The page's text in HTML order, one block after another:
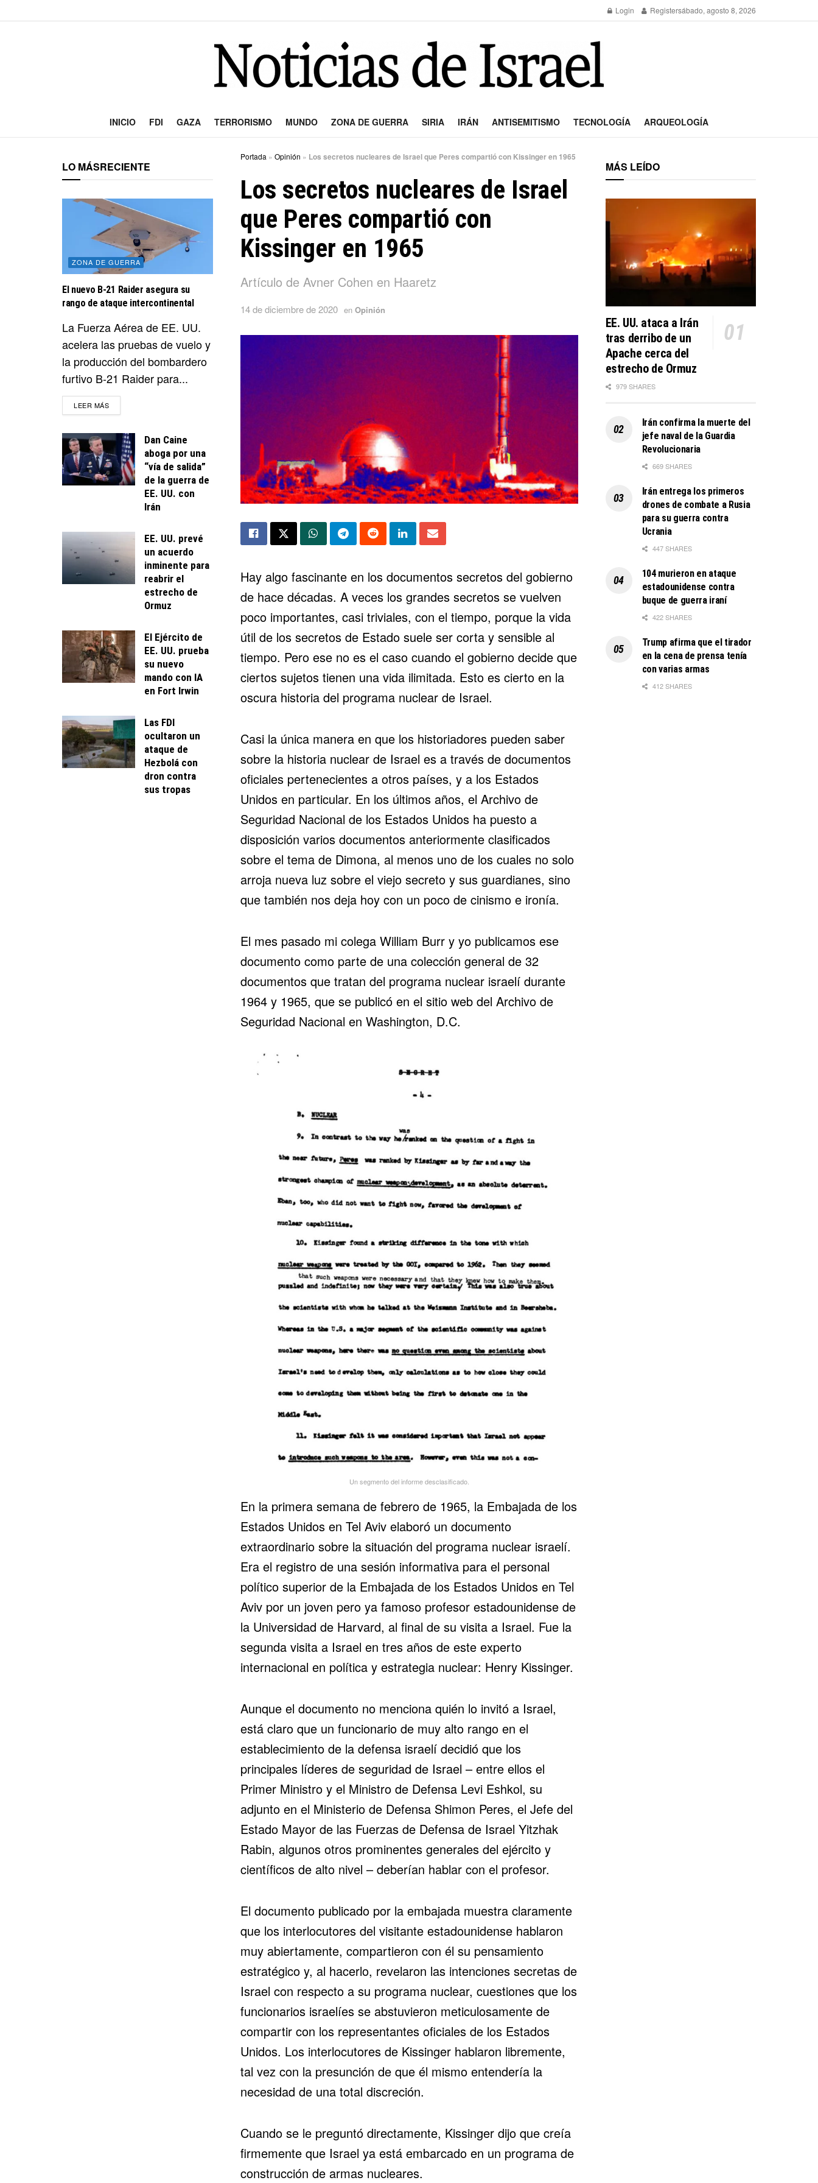
Login Registersábado, agosto 8, 2026
INICIO FDI GAZA TERRORISMO MUNDO ZONA DE GUERRA SIRIA IRÁN ANTISEMITISMO TECNOLOGÍA ARQUEOLOGÍA
Portada » Opinión » Los secretos nucleares de Israel que Peres compartió con Kissinger en 1965
Los secretos nucleares de Israel
que Peres compartió con
Kissinger en 1965
Artículo de Avner Cohen en Haaretz
14 de diciembre de 2020 en Opinión
Hay algo fascinante en los documentos secretos del gobierno
de hace décadas. A veces los grandes secretos se vuelven
poco importantes, casi triviales, con el tiempo, porque la vida
útil de los secretos de Estado suele ser corta y sensible al
tiempo. Pero ese no es el caso cuando el gobierno decide que
ciertos sujetos tienen una vida ilimitada. Esto es cierto en la
oscura historia del programa nuclear de Israel.
Casi la única manera en que los historiadores pueden saber
sobre la historia nuclear de Israel es a través de documentos
oficiales pertenecientes a otros países, y a los Estados
Unidos en particular. En los últimos años, el Archivo de
Seguridad Nacional de los Estados Unidos ha puesto a
disposición varios documentos anteriormente clasificados
sobre el tema de Dimona, al menos uno de los cuales no solo
arroja nueva luz sobre el viejo secreto y sus guardianes, sino
que también nos deja hoy con un poco de cinismo e ironía.
El mes pasado mi colega William Burr y yo publicamos ese
documento como parte de una colección general de 32
documentos que tratan del programa nuclear israelí durante
1964 y 1965, que se publicó en el sitio web del Archivo de
Seguridad Nacional en Washington, D.C.
Un segmento del informe desclasificado.
En la primera semana de febrero de 1965, la Embajada de los
Estados Unidos en Tel Aviv elaboró un documento
extraordinariosobre la situación del programa nuclear israelí.
Era el registro de una sesión informativa para el personal
político superior de la Embajada de los Estados Unidos en Tel
Aviv por un joven pero ya famoso profesor estadounidense de
la Universidad de Harvard, al final de su visita a Israel. Fue la
segunda visita a Israel en tres años de este experto
internacional en política y estrategia nuclear: Henry Kissinger.
Aunque el documento no menciona quién lo invitó a Israel,
está claro que un funcionario de muy alto rango en el
establecimiento de la defensa israelí decidió que los
principales líderes de seguridad de Israel – entre ellos el
Primer Ministro y el Ministro de Defensa Levi Eshkol, su
adjunto en el Ministerio de Defensa Shimon Peres, el Jefe del
Estado Mayor de las Fuerzas de Defensa de Israel Yitzhak
Rabin, algunos otros prominentes generales del ejército y
científicos de alto nivel – deberían hablar con el profesor.
El documento publicado por la embajada muestra claramente
que los interlocutores del visitante estadounidense hablaron
muy abiertamente, compartieron con él su pensamiento
estratégico y, al hacerlo, revelaron las intenciones secretas de
Israel con respecto a su programa nuclear, cuestiones que los
funcionarios israelíes se abstuvieron meticulosamente de
compartir con los representantes oficiales de los Estados
Unidos. Los interlocutores de Kissinger hablaron libremente,
tal vez con la presunción de que él mismo entendería la
necesidad de una total discreción.
Cuando se le preguntó directamente, Kissinger dijo que creía
firmemente que Israel ya está embarcado en un programa de
construcción de armas nucleares.
LO MÁSRECIENTE
ZONA DE GUERRA
El nuevo B-21 Raider asegura su
rango de ataque intercontinental
La Fuerza Aérea de EE. UU.
acelera las pruebas de vuelo y
la producción del bombardero
furtivo B-21 Raider para...
LEER MÁSDETAILS
Dan Caine
aboga por una
“vía de salida”
de la guerra de
EE. UU. con
Irán
EE. UU. prevé
un acuerdo
inminente para
reabrir el
estrecho de
Ormuz
El Ejército de
EE. UU. prueba
su nuevo
mando con IA
en Fort Irwin
Las FDI
ocultaron un
ataque de
Hezbolá con
dron contra
sus tropas
MÁS LEÍDO
EE. UU. ataca a Irán
tras derribo de un
Apache cerca del
estrecho de Ormuz
979 SHARES
Irán confirma la muerte del
jefe naval de la Guardia
Revolucionaria
669 SHARES
Irán entrega los primeros
drones de combate a Rusia
para su guerra contra
Ucrania
447 SHARES
104 murieron en ataque
estadounidense contra
buque de guerra iraní
422 SHARES
Trump afirma que el tirador
en la cena de prensa tenía
con varias armas
412 SHARES